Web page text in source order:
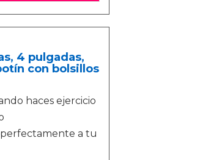
4 pulgadas,
con bolsillos
haces ejercicio
perfectamente a tu